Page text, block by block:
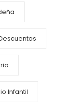
Infantil